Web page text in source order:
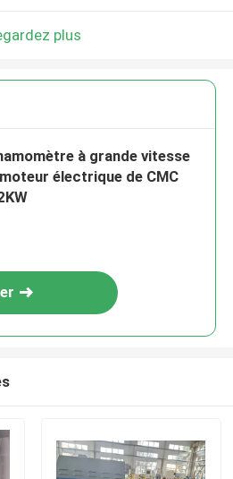
plus
à grande vitesse
électrique de CMC